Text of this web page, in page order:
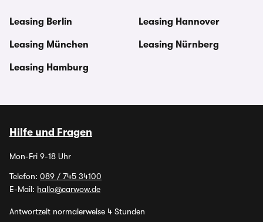
Leasing Berlin
Leasing München
Leasing Hamburg
Leasing Hannover
Leasing Nürnberg
Hilfe und Fragen
Mon-Fri 9-18 Uhr
Telefon: 089 / 745 34100
E-Mail: hallo@carwow.de
Antwortzeit normalerweise 4 Stunden